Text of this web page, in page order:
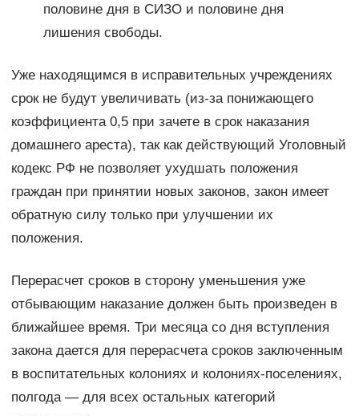
половине дня в СИЗО и половине дня
лишения свободы.
Уже находящимся в исправительных учреждениях
срок не будут увеличивать (из-за понижающего
коэффициента 0,5 при зачете в срок наказания
домашнего ареста), так как действующий Уголовный
кодекс РФ не позволяет ухудшать положения
граждан при принятии новых законов, закон имеет
обратную силу только при улучшении их
положения.
Перерасчет сроков в сторону уменьшения уже
отбывающим наказание должен быть произведен в
ближайшее время. Три месяца со дня вступления
закона дается для перерасчета сроков заключенным
в воспитательных колониях и колониях-поселениях,
полгода — для всех остальных категорий